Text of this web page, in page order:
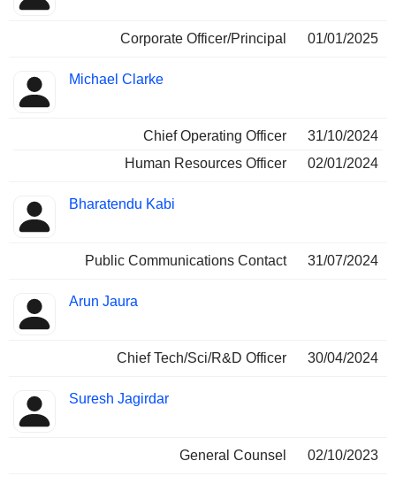
Corporate Officer/Principal 01/01/2025
Michael Clarke
Chief Operating Officer
31/10/2024
Human Resources Officer
02/01/2024
Bharatendu Kabi
Public Communications Contact 31/07/2024
Arun Jaura
Chief Tech/Sci/R&D Officer 30/04/2024
Suresh Jagirdar
General Counsel 02/10/2023